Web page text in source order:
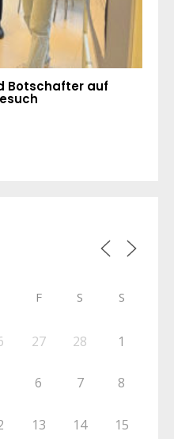
Botschafter auf
F S S
27 28 1
6 7 8
13 14 15